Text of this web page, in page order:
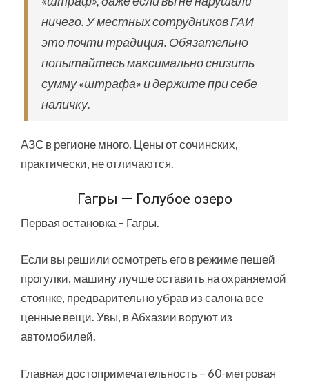
ничего. У местных сотрудников ГАИ
это почти традиция. Обязательно
попытайтесь максимально снизить
сумму «штрафа» и держите при себе
наличку.
АЗС в регионе много. Цены от сочинских,
практически, не отличаются.
Гагры — Голубое озеро
Первая остановка – Гагры.
Если вы решили осмотреть его в режиме пешей
прогулки, машину лучше оставить на охраняемой
стоянке, предварительно убрав из салона все
ценные вещи. Увы, в Абхазии воруют из
автомобилей.
Главная достопримечательность – 60-метровая